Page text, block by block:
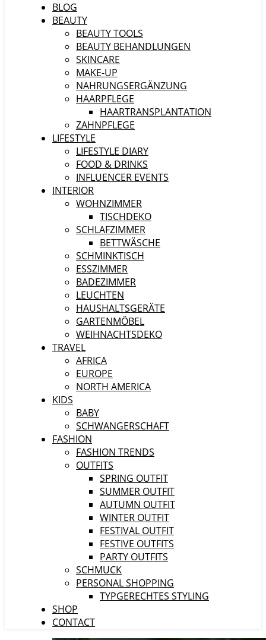
BLOG
BEAUTY
BEAUTY TOOLS
BEAUTY BEHANDLUNGEN
SKINCARE
MAKE-UP
NAHRUNGSERGÄNZUNG
HAARPFLEGE
HAARTRANSPLANTATION
ZAHNPFLEGE
LIFESTYLE
LIFESTYLE DIARY
FOOD & DRINKS
INFLUENCER EVENTS
INTERIOR
WOHNZIMMER
TISCHDEKO
SCHLAFZIMMER
BETTWÄSCHE
SCHMINKTISCH
ESSZIMMER
BADEZIMMER
LEUCHTEN
HAUSHALTSGERÄTE
GARTENMÖBEL
WEIHNACHTSDEKO
TRAVEL
AFRICA
EUROPE
NORTH AMERICA
KIDS
BABY
SCHWANGERSCHAFT
FASHION
FASHION TRENDS
OUTFITS
SPRING OUTFIT
SUMMER OUTFIT
AUTUMN OUTFIT
WINTER OUTFIT
FESTIVAL OUTFIT
FESTIVE OUTFITS
PARTY OUTFITS
SCHMUCK
PERSONAL SHOPPING
TYPGERECHTES STYLING
SHOP
CONTACT